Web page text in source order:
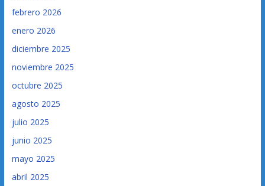
febrero 2026
enero 2026
diciembre 2025
noviembre 2025
octubre 2025
agosto 2025
julio 2025
junio 2025
mayo 2025
abril 2025